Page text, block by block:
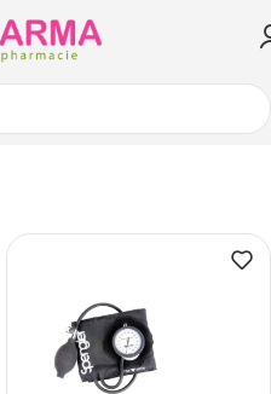
de mesure/Tensiomètres